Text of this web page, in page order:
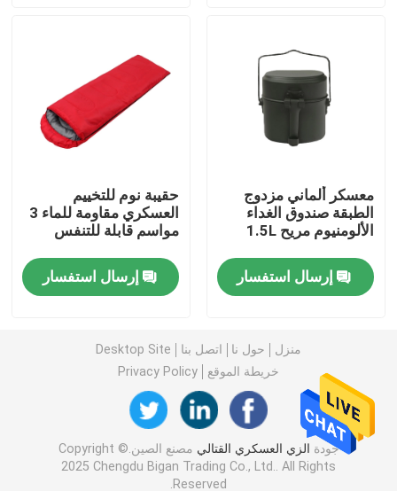
درع عسكري باليستي
قمصان عسكرية تكتيكية
معطف الشتاء العسكري
أحذية جلدية عسكرية
أحذية اللباس العسكري
معدات التخييم العسكرية
معسكر ألماني مزدوج
الطبقة صندوق الغداء
الألومنيوم مريح 1.5L
إرسال استفسار
حقيبة نوم للتخييم
العسكري مقاومة للماء 3
مواسم قابلة للتنفس
إرسال استفسار
منزل حول نا اتصل بنا
Desktop Site
خريطة الموقع
Privacy Policy
جودة الزي العسكري القتالي
مصنع الصين.Copyright ©
2025 Chengdu Bigan Trading Co., Ltd.. All Rights
Reserved.